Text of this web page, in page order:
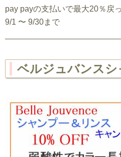
pay payの支払いで最大20％戻
9/1 〜 9/30まで
ベルジュバンス